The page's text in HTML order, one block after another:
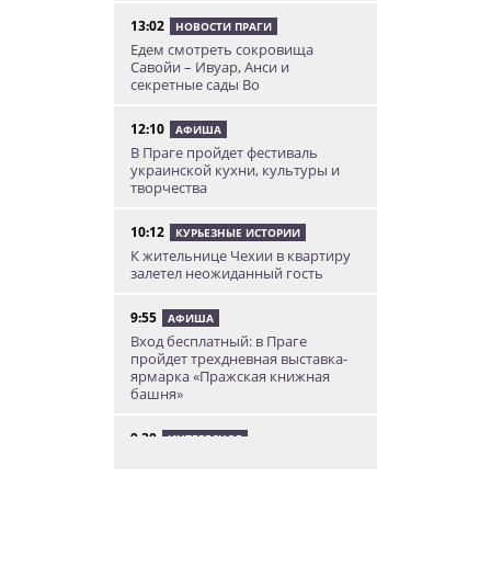
13:02 НОВОСТИ ПРАГИ
Едем смотреть сокровища
Савойи – Ивуар, Анси и
секретные сады Во
12:10 АФИША
В Праге пройдет фестиваль
украинской кухни, культуры и
творчества
10:12 КУРЬЕЗНЫЕ ИСТОРИИ
К жительнице Чехии в квартиру
залетел неожиданный гость
9:55 АФИША
Вход бесплатный: в Праге
пройдет трехдневная выставка-
ярмарка «Пражская книжная
башня»
9:30 ИНТЕРЕСНОЕ